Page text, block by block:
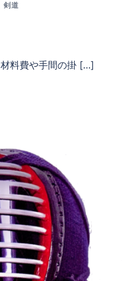
剣道
料費や手間の掛 […]